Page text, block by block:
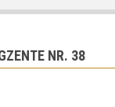
NR. 38